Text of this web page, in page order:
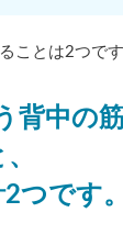
ことは2つです
背中の
つです。